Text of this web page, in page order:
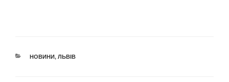
КАТЕГОРІЇ
НОВИНИ, ЛЬВІВ